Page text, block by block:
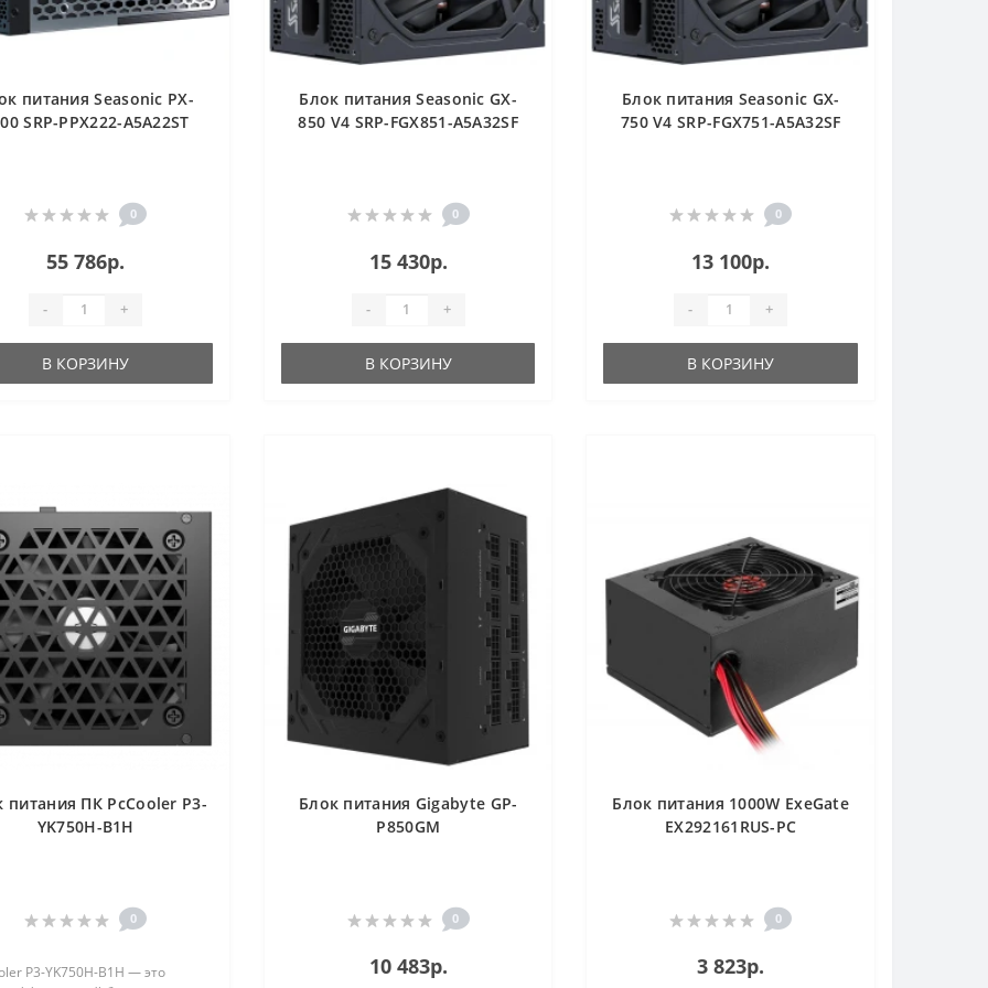
питания Seasonic PX-
SRP-PPX222-A5A22ST
0
55 786р.
- +
В КОРЗИНУ
Блок питания Seasonic GX-
850 V4 SRP-FGX851-A5A32SF
0
15 430р.
- +
В КОРЗИНУ
Блок питания Seasonic GX-
750 V4 SRP-FGX751-A5A32SF
0
13 100р.
- +
В КОРЗИНУ
питания ПК PcCooler P3-
YK750H-B1H
0
P3-YK750H-B1H — это
Блок питания Gigabyte GP-
P850GM
0
10 483р.
Блок питания 1000W ExeGate
EX292161RUS-PC
0
3 823р.